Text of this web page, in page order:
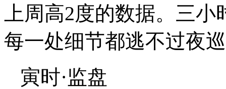
上周高2度的数据。三
每一处细节都逃不过夜
寅时·监盘